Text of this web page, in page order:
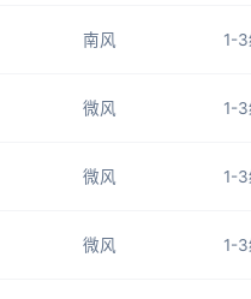
南风 1-3
微风 1-3
微风 1-3
微风 1-3